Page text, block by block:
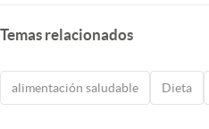
Temas relacionados
alimentación saludable Dieta